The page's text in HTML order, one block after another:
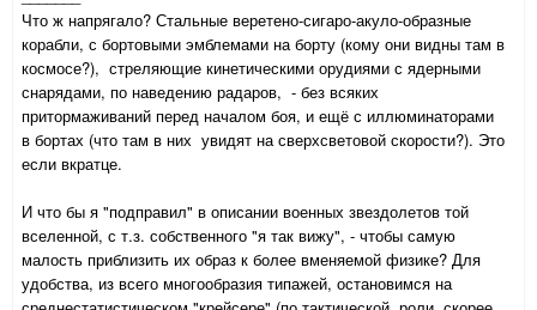
Что ж напрягало? Стальные веретено-сигаро-акуло-образные
корабли, с бортовыми эмблемами на борту (кому они видны там в
космосе?), стреляющие кинетическими орудиями с ядерными
снарядами, по наведению радаров, - без всяких
притормаживаний перед началом боя, и ещё с иллюминаторами
в бортах (что там в них увидят на сверхсветовой скорости?). Это
если вкратце.
И что бы я "подправил" в описании военных звездолетов той
вселенной, с т.з. собственного "я так вижу", - чтобы самую
малость приблизить их образ к более вменяемой физике? Для
удобства, из всего многообразия типажей, остановимся на